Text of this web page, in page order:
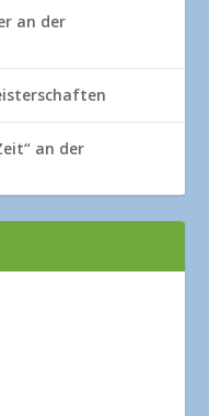
an der
an der